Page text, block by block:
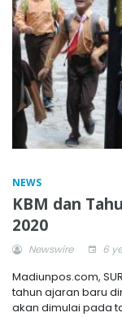
NEWS
KBM dan
2020
Newswire 6
Madiunpos.com,
tahun ajaran baru
akan dimulai pada